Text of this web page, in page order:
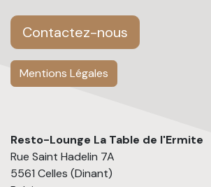
Contactez-nous
Mentions Légales
Resto-Lounge La Table de l'Ermite
Rue Saint Hadelin 7A
5561 Celles (Dinant)